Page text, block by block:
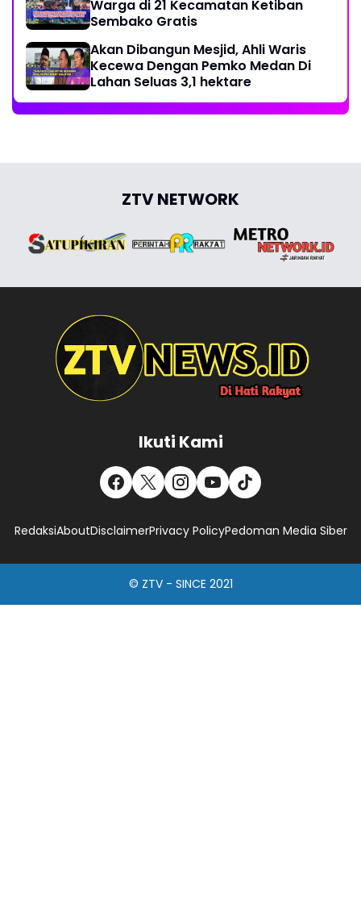
Warga di 21 Kecamatan Ketiban
Sembako Gratis
Akan Dibangun Mesjid, Ahli Waris
Kecewa Dengan Pemko Medan Di
Lahan Seluas 3,1 hektare
ZTV NETWORK
Ikuti Kami
RedaksiAboutDisclaimerPrivacy PolicyPedoman Media Siber
© ZTV - SINCE 2021